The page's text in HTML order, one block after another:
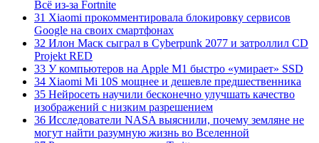
Всё из-за Fortnite
31 Xiaomi прокомментировала блокировку сервисов
Google на своих смартфонах
32 Илон Маск сыграл в Cyberpunk 2077 и затроллил CD
Projekt RED
33 У компьютеров на Apple M1 быстро «умирает» SSD
34 Xiaomi Mi 10S мощнее и дешевле предшественника
35 Нейросеть научили бесконечно улучшать качество
изображений с низким разрешением
36 Исследователи NASA выяснили, почему земляне не
могут найти разумную жизнь во Вселенной